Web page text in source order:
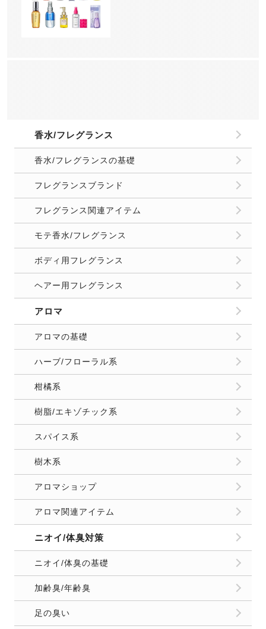
香水/フレグランス
香水/フレグランスの基礎
フレグランスブランド
フレグランス関連アイテム
モテ香水/フレグランス
ボディ用フレグランス
ヘアー用フレグランス
アロマ
アロマの基礎
ハーブ/フローラル系
柑橘系
樹脂/エキゾチック系
スパイス系
樹木系
アロマショップ
アロマ関連アイテム
ニオイ/体臭対策
ニオイ/体臭の基礎
加齢臭/年齢臭
足の臭い